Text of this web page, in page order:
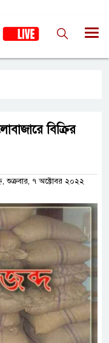
বিক্রির
৭ অক্টোবর ২০২২